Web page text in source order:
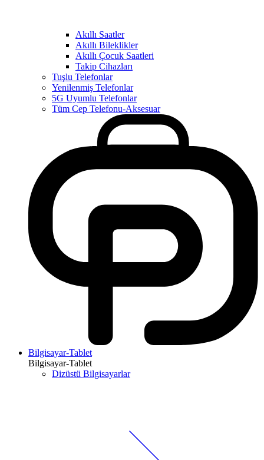
Akıllı Saatler
Akıllı Bileklikler
Akıllı Çocuk Saatleri
Takip Cihazları
Tuşlu Telefonlar
Yenilenmiş Telefonlar
5G Uyumlu Telefonlar
Tüm Cep Telefonu-Aksesuar
Bilgisayar-Tablet
Bilgisayar-Tablet
Dizüstü Bilgisayarlar